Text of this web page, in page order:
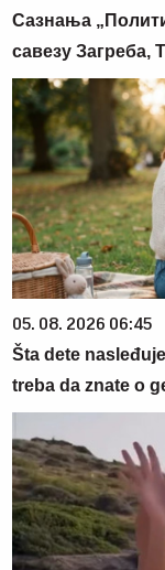
Сазнања
савезу Загреба,
05. 08. 2026 06:45
Šta dete
treba da znate o